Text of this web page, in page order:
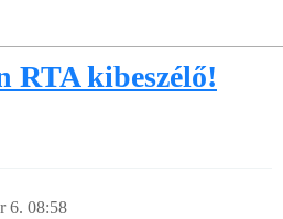
RTA kibeszélő!
6. 08:58